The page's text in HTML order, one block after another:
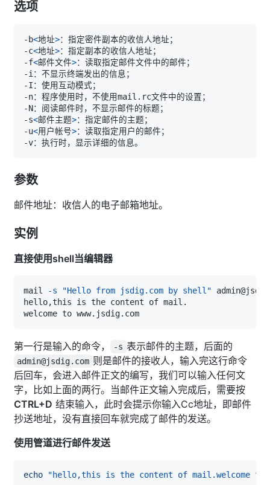
选项
-b<地址>
-c<地址>
-f<邮件文件>
-s<邮件主题>
-u<用户帐号>
参数
邮件地址：收信人的电子邮箱地址。
实例
直接使用shell当编辑器
mail -s
"Hello from jsdig.com by shell"
第一行是输入的命令， -s 表示邮件的主题，后面的
admin@jsdig.com 则是邮件的接收人，输入完这行命令
后回车，会进入邮件正文的编写，我们可以输入任何文
字，比如上面的两行。当邮件正文输入完成后，需要按
CTRL+D 结束输入，此时会提示你输入Cc地址，即邮件
抄送地址，没有直接回车就完成了邮件的发送。
使用管道进行邮件发送
echo "hello,this is the content of mail.welcome to